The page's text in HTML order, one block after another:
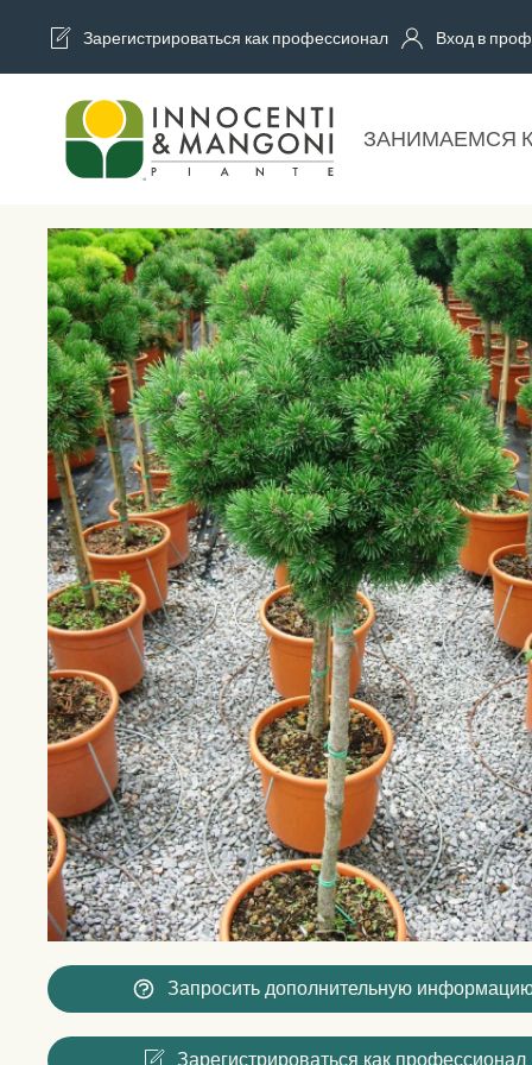
Skip to main content
Зарегистрироваться как профессионал Вход в
ЗАНИМАЕМСЯ
Запросить дополнительную
Зарегистрироваться как профессионал